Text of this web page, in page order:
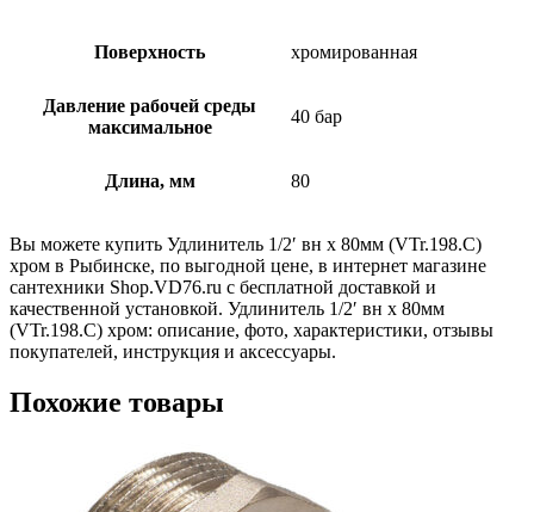
Поверхность хромированная
Давление рабочей среды
максимальное
40 бар
Длина, мм 80
Вы можете купить Удлинитель 1/2′ вн х 80мм (VTr.198.C)
хром в Рыбинске, по выгодной цене, в интернет магазине
сантехники Shop.VD76.ru с бесплатной доставкой и
качественной установкой. Удлинитель 1/2′ вн х 80мм
(VTr.198.C) хром: описание, фото, характеристики, отзывы
покупателей, инструкция и аксессуары.
Похожие товары